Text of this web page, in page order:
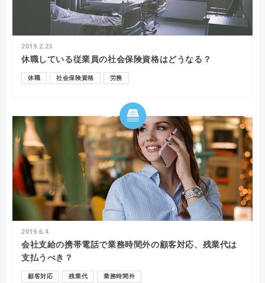
2019.2.23
休職している従業員の社会保険資格はどうなる？
休職 社会保険資格 労務
2019.6.4
会社支給の携帯電話で業務時間外の顧客対応、残業代は
支払うべき？
顧客対応 残業代 業務時間外